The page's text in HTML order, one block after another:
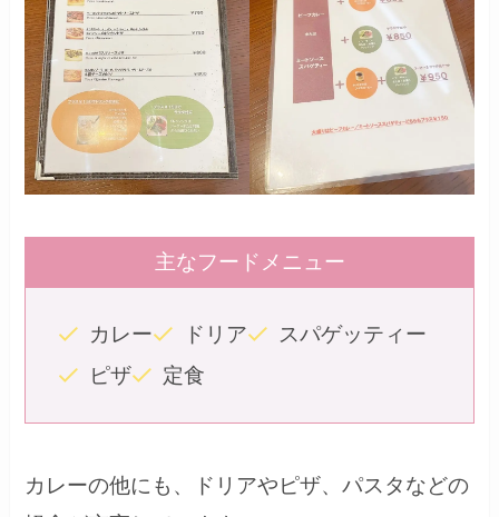
主なフードメニュー
カレー ドリア
スパゲッティー
ピザ
定食
カレーの他にも、ドリアやピザ、パスタなどの